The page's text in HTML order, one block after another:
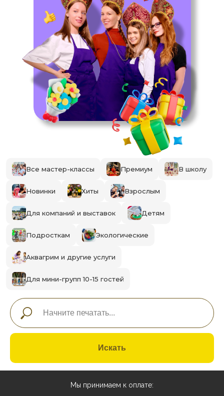
Все мастер-классы Премиум В школу
Новинки Хиты Взрослым
Для компаний и выставок Детям
Подросткам Экологические
Аквагрим и другие услуги
Для мини-групп 10-15 гостей
Искать
Мы принимаем к оплате: